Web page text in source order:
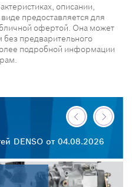
описании,
предоставляется для
офертой. Она может
предварительного
подробной информации
DENSO от 04.08.2026